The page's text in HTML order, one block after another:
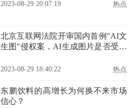
2023-08-29 20:07:19 热点
北京互联网法院开审国内首例"AI文
生图"侵权案，AI生成图片是否受法
2023-08-29 18:40:22 热点
东鹏饮料的高增长为何换不来市场
信心？